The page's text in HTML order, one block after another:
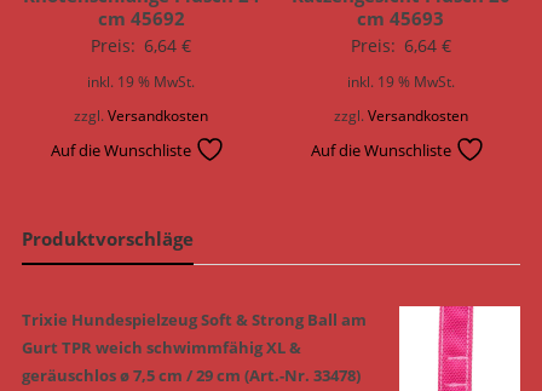
cm 45692
Preis: 6,64€
inkl. 19 % MwSt.
zzgl.Versandkosten
Auf die Wunschliste
cm 45693
Preis: 6,64 €
inkl. 19 % MwSt.
zzgl. Versandkosten
Auf die Wunschliste
Produktvorschläge
Trixie Hundespielzeug Soft & Strong Ball am
Gurt TPR weich schwimmfähig XL &
geräuschlos ø 7,5 cm / 29 cm (Art.-Nr. 33478)